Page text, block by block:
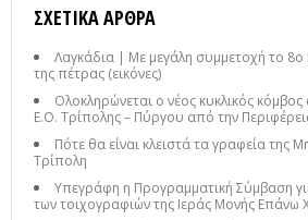
ΣΧΕΤΙΚΆ ΆΡΘΡΑ
Λαγκάδια | Με μεγάλη συμμετοχή το 8ο
της πέτρας (εικόνες)
Ολοκληρώνεται ο νέος κυκλικός
Ε.Ο. Τρίπολης – Πύργου από την
Πότε θα είναι κλειστά τα γραφεία της
Τρίπολη
Υπεγράφη η Προγραμματική Σύμβαση
των τοιχογραφιών της Ιεράς Μονής Επάνω